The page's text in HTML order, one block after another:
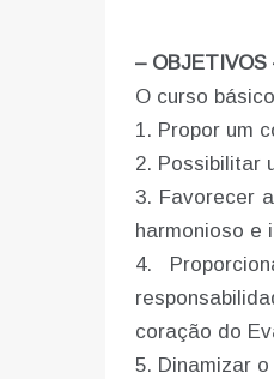
– OBJETIVOS
O curso
1. Propor um
2. Possibilitar
3. Favorecer
harmonioso e
4.
coração do
5. Dinamizar